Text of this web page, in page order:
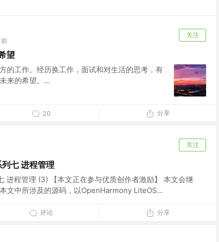
关注
望
的工作。经历换工作，面试和对生活的思考，有
来的希望。...
20 分享
关注
七 进程管理
进程管理 (3) 【本文正在参与优质创作者激励】 本文会继
文中所涉及的源码，以OpenHarmony LiteOS...
评论 分享